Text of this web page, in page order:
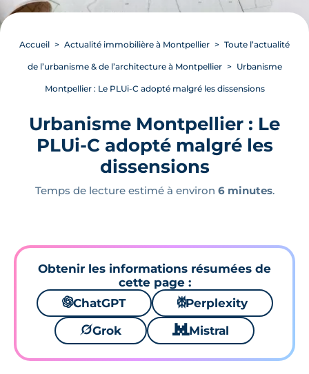
Accueil Actualité immobilière à Montpellier Toute l’actualité
de l’urbanisme & de l’architecture à Montpellier Urbanisme
Montpellier : Le PLUi-C adopté malgré les dissensions
Urbanisme Montpellier : Le
PLUi-C adopté malgré les
dissensions
Temps de lecture estimé à environ 6 minutes.
Obtenir les informations résumées de
cette page :
🌌ChatGPT ⚙Perplexity
🪐Grok 🐱 Mistral